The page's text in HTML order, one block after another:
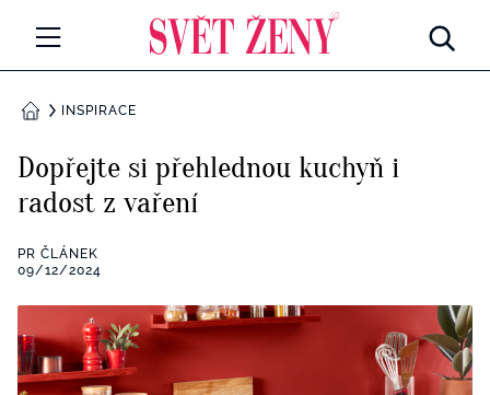
Všechny kategorie
RETROHUBKY
PSYCHOLOGIE
Všechny kategorie
Seberozvoj
ZDRAVÍ
Všechny kategorie
ZÁBAVA
DOMŮINSPIRACE
Dopřejte si přehlednou kuchyň i
radost z vaření
PR ČLÁNEK
09/12/2024